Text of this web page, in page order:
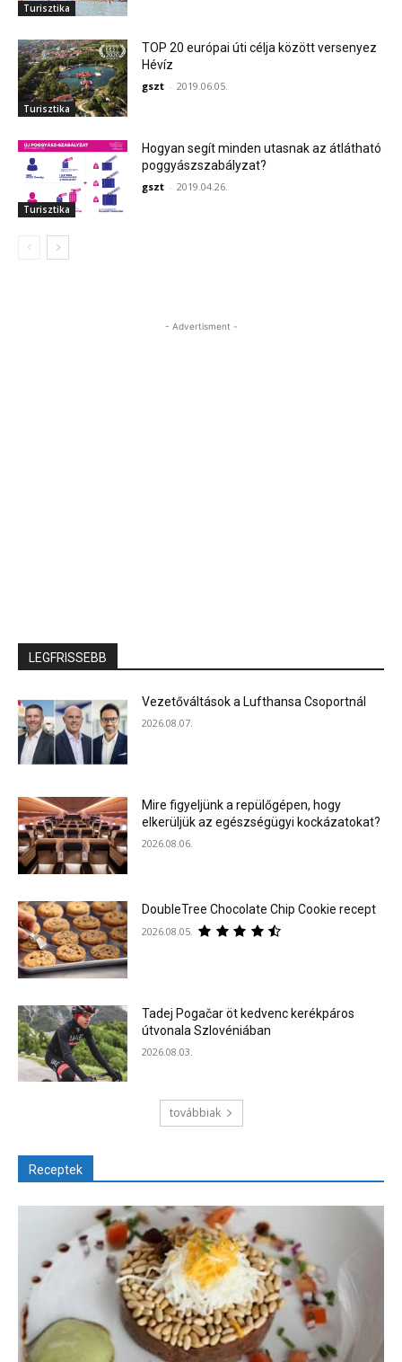
Turisztika
Turisztika
TOP 20 európai úti célja között versenyez
Hévíz
gszt - 2019.06.05.
Turisztika
Hogyan segít minden utasnak az átlátható
poggyászszabályzat?
gszt - 2019.04.26.
- Advertisment -
LEGFRISSEBB
Vezetőváltások a Lufthansa Csoportnál
2026.08.07.
Mire figyeljünk a repülőgépen, hogy
elkerüljük az egészségügyi kockázatokat?
2026.08.06.
DoubleTree Chocolate Chip Cookie recept
2026.08.05.
Tadej Pogačar öt kedvenc kerékpáros
útvonala Szlovéniában
2026.08.03.
továbbiak
Receptek